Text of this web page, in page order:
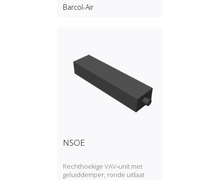
rechthoekige uitlaat
Barcol-Air
NSOE
Rechthoekige VAV‑unit met
geluiddemper, ronde uitlaat